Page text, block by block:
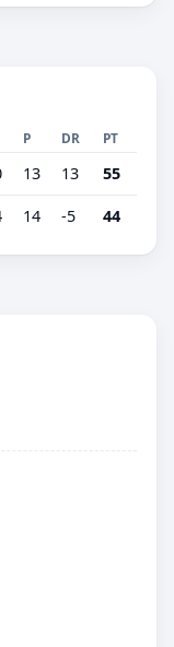
P DR PT
13 13 55
14 -5 44